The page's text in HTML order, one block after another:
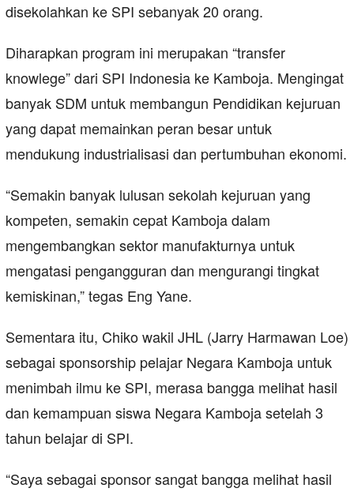
disekolahkan ke SPI sebanyak 20 orang.
Diharapkan program ini merupakan “transfer
knowlege” dari SPI Indonesia ke Kamboja. Mengingat
banyak SDM untuk membangun Pendidikan kejuruan
yang dapat memainkan peran besar untuk
mendukung industrialisasi dan pertumbuhan ekonomi.
“Semakin banyak lulusan sekolah kejuruan yang
kompeten, semakin cepat Kamboja dalam
mengembangkan sektor manufakturnya untuk
mengatasi pengangguran dan mengurangi tingkat
kemiskinan,” tegas Eng Yane.
Sementara itu, Chiko wakil JHL (Jarry Harmawan Loe)
sebagai sponsorship pelajar Negara Kamboja untuk
menimbah ilmu ke SPI, merasa bangga melihat hasil
dan kemampuan siswa Negara Kamboja setelah 3
tahun belajar di SPI.
“Saya sebagai sponsor sangat bangga melihat hasil